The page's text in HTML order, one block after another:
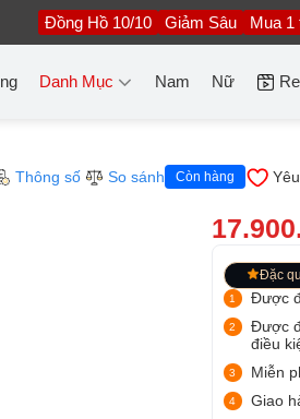
Đồng Hồ 10/10 Giảm Sâu Mua 1
Danh Mục Nam Nữ
Thông số So sánh Còn hàng
Đặc
Được
Được
điều
Miễn
Giao